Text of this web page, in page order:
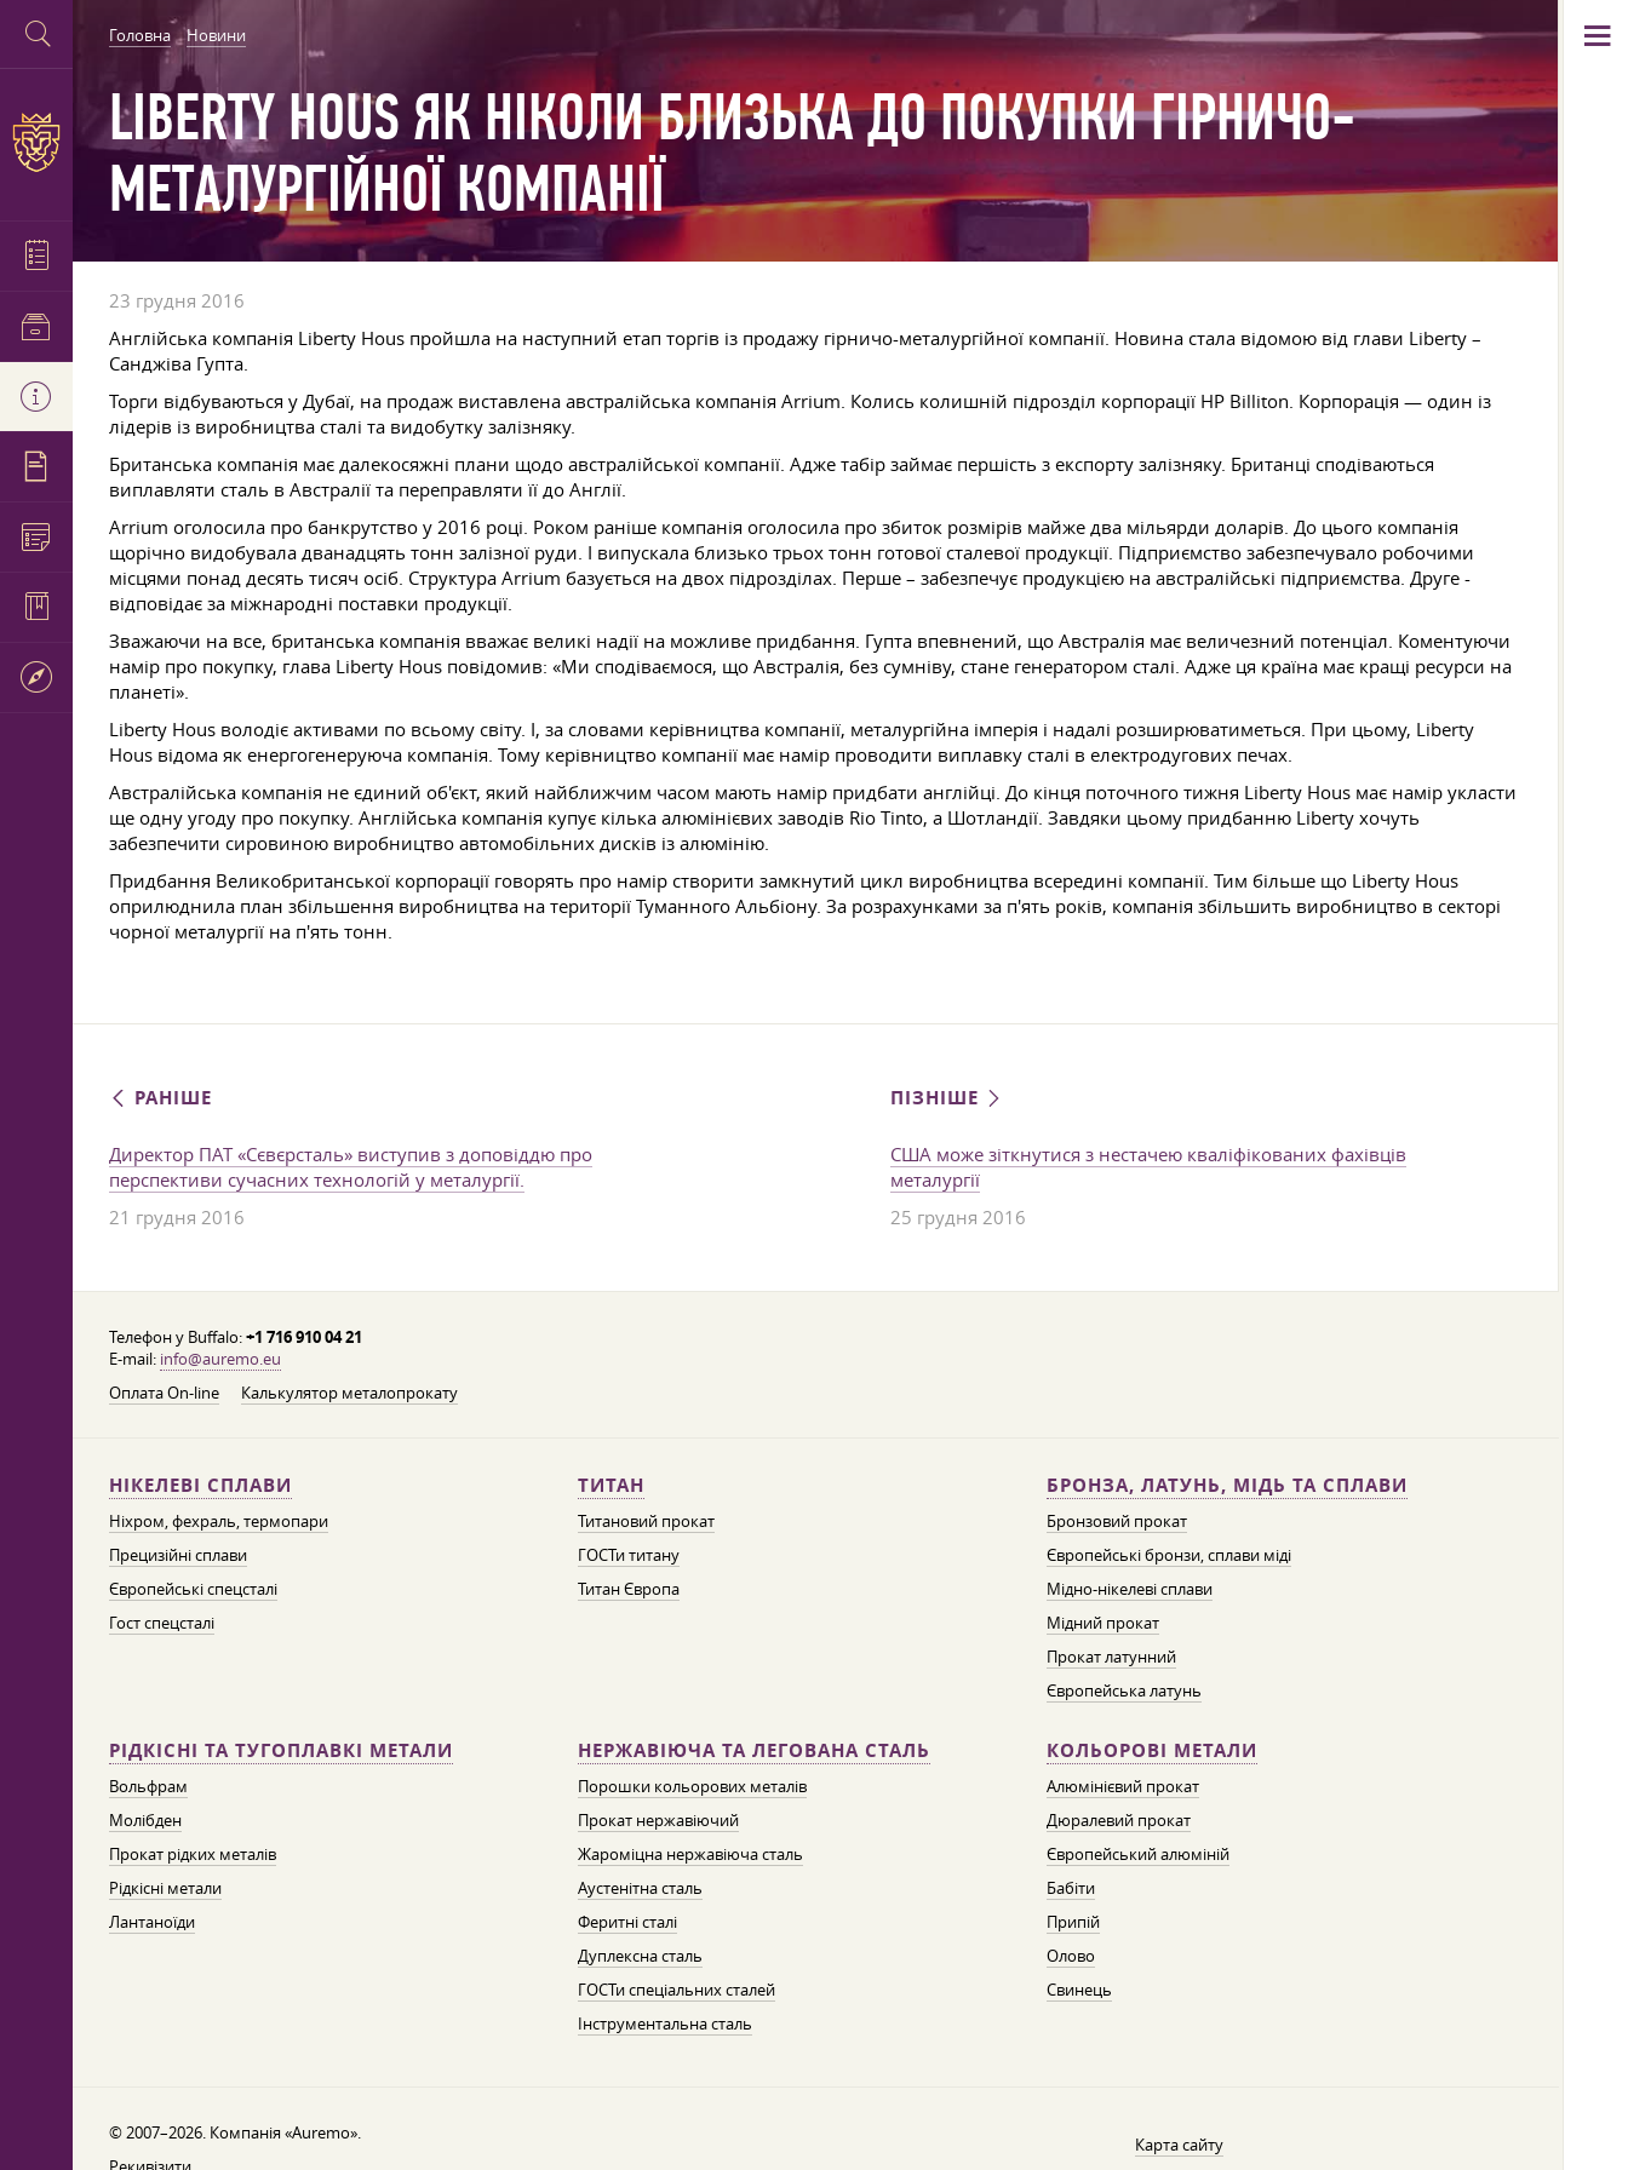
Головна Новини
LIBERTY HOUS ЯК НІКОЛИ БЛИЗЬКА ДО ПОКУПКИ ГІРНИЧО-
МЕТАЛУРГІЙНОЇ КОМПАНІЇ
23 грудня 2016
Англійська компанія Liberty Hous пройшла на наступний етап торгів із продажу гірничо-металургійної компанії. Новина стала відомою від глави Liberty –
Санджіва Гупта.
Торги відбуваються у Дубаї, на продаж виставлена австралійська компанія Arrium. Колись колишній підрозділ корпорації HP Billiton. Корпорація — один із
лідерів із виробництва сталі та видобутку залізняку.
Британська компанія має далекосяжні плани щодо австралійської компанії. Адже табір займає першість з експорту залізняку. Британці сподіваються
виплавляти сталь в Австралії та переправляти її до Англії.
Arrium оголосила про банкрутство у 2016 році. Роком раніше компанія оголосила про збиток розмірів майже два мільярди доларів. До цього компанія
щорічно видобувала дванадцять тонн залізної руди. І випускала близько трьох тонн готової сталевої продукції. Підприємство забезпечувало робочими
місцями понад десять тисяч осіб. Структура Arrium базується на двох підрозділах. Перше – забезпечує продукцією на австралійські підприємства. Друге -
відповідає за міжнародні поставки продукції.
Зважаючи на все, британська компанія вважає великі надії на можливе придбання. Гупта впевнений, що Австралія має величезний потенціал. Коментуючи
намір про покупку, глава Liberty Hous повідомив: «Ми сподіваємося, що Австралія, без сумніву, стане генератором сталі. Адже ця країна має кращі ресурси на
планеті».
Liberty Hous володіє активами по всьому світу. І, за словами керівництва компанії, металургійна імперія і надалі розширюватиметься. При цьому, Liberty
Hous відома як енергогенеруюча компанія. Тому керівництво компанії має намір проводити виплавку сталі в електродугових печах.
Австралійська компанія не єдиний об'єкт, який найближчим часом мають намір придбати англійці. До кінця поточного тижня Liberty Hous має намір укласти
ще одну угоду про покупку. Англійська компанія купує кілька алюмінієвих заводів Rio Tinto, а Шотландії. Завдяки цьому придбанню Liberty хочуть
забезпечити сировиною виробництво автомобільних дисків із алюмінію.
Придбання Великобританської корпорації говорять про намір створити замкнутий цикл виробництва всередині компанії. Тим більше що Liberty Hous
оприлюднила план збільшення виробництва на території Туманного Альбіону. За розрахунками за п'ять років, компанія збільшить виробництво в секторі
чорної металургії на п'ять тонн.
РАНІШЕ
Директор ПАТ «Сєвєрсталь» виступив з доповіддю про
перспективи сучасних технологій у металургії.
21 грудня 2016
ПІЗНІШЕ
США може зіткнутися з нестачею кваліфікованих фахівців
металургії
25 грудня 2016
Телефон у Buffalo:+1 716 910 04 21
E-mail: info@auremo.eu
Оплата On-line
Калькулятор металопрокату
НІКЕЛЕВІ СПЛАВИ
Ніхром, фехраль, термопари
Прецизійні сплави
Європейські спецсталі
Гост спецсталі
ТИТАН
Титановий прокат
ГОСТи титану
Титан Європа
БРОНЗА, ЛАТУНЬ, МІДЬ ТА СПЛАВИ
Бронзовий прокат
Європейські бронзи, сплави міді
Мідно-нікелеві сплави
Мідний прокат
Прокат латунний
Європейська латунь
РІДКІСНІ ТА ТУГОПЛАВКІ МЕТАЛИ
Вольфрам
Молібден
Прокат рідких металів
Рідкісні метали
Лантаноїди
НЕРЖАВІЮЧА ТА ЛЕГОВАНА СТАЛЬ
Порошки кольорових металів
Прокат нержавіючий
Жароміцна нержавіюча сталь
Аустенітна сталь
Феритні сталі
Дуплексна сталь
ГОСТи спеціальних сталей
Інструментальна сталь
КОЛЬОРОВІ МЕТАЛИ
Алюмінієвий прокат
Дюралевий прокат
Європейський алюміній
Бабіти
Припій
Олово
Свинець
© 2007–2026. Компанія «Auremo».
Карта сайту